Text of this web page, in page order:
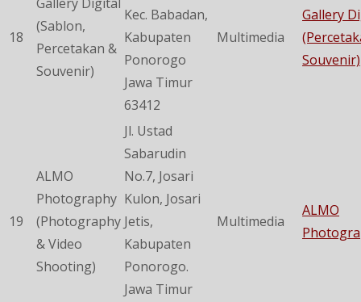
18
(Sablon,
Percetakan &
Souvenir)
Kec. Babadan,
Kabupaten
Ponorogo
Jawa Timur
63412
Multimedia
Gallery
Souvenir)
19
ALMO
Photography
(Photography
& Video
Shooting)
Jl. Ustad
Sabarudin
No.7, Josari
Kulon, Josari
Jetis,
Kabupaten
Ponorogo.
Jawa Timur
Multimedia
ALMO